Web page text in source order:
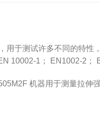
用于测试许多不同的特性
10002-1； EN1002-2；
机器用于测量拉伸